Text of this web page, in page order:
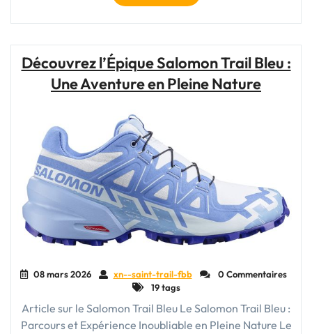
vos
Performances
Entraînement
Trail
Découvrez l’Épique Salomon Trail Bleu :
Une Aventure en Pleine Nature
08 mars 2026 xn--saint-trail-fbb
0 Commentaires
19 tags
Article sur le Salomon Trail Bleu Le Salomon Trail Bleu :
Parcours et Expérience Inoubliable en Pleine Nature Le